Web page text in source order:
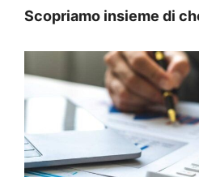
Scopriamo insieme di